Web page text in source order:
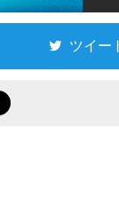
ツイー